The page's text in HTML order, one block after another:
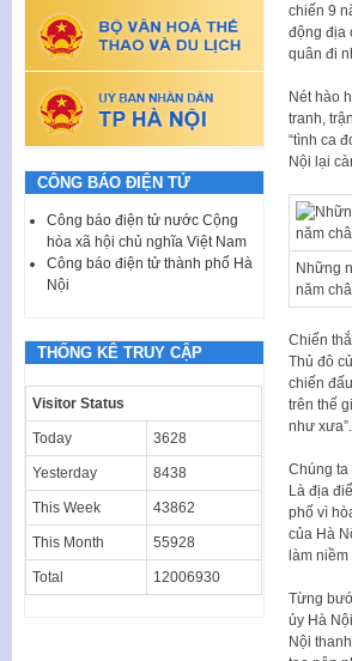
chiến 9
động địa
quân đi
Nét hào
tranh,
“tình ca
Nội lại
Những
năm
Chiến
Thủ đô
chiến
trên thế
như xưa”.
Chúng
Là địa
phố vì
của Hà
làm niềm
Từng
ủy Hà
Nội
CÔNG BÁO ĐIỆN TỬ
Công báo điện tử nước Cộng
hòa xã hội chủ nghĩa Việt Nam
Công báo điện tử thành phố Hà
Nội
THỐNG KÊ TRUY CẬP
Visitor Status
Today 3628
Yesterday 8438
This Week 43862
This Month 55928
Total 12006930